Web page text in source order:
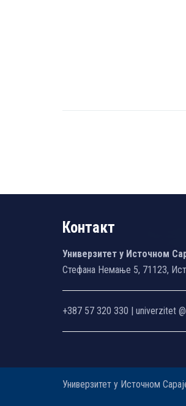
Контакт
Универзитет у Источном
Стефана Немање 5, 71123,
+387 57 320 330 | univerzitet
Универзитет у Источном